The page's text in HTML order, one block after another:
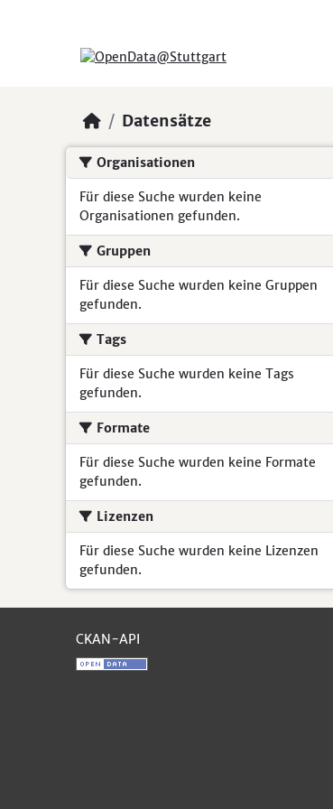
Datensätze
Organisationen
Für diese Suche wurden keine
Organisationen gefunden.
Gruppen
Für diese Suche wurden keine Gruppen
gefunden.
Tags
Für diese Suche wurden keine Tags
gefunden.
Formate
Für diese Suche wurden keine Formate
gefunden.
Lizenzen
Für diese Suche wurden keine Lizenzen
gefunden.
CKAN-API